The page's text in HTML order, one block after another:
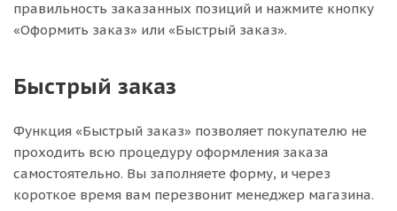
правильность заказанных позиций и нажмите кнопку
«Оформить заказ» или «Быстрый заказ».
Быстрый заказ
Функция «Быстрый заказ» позволяет покупателю не
проходить всю процедуру оформления заказа
самостоятельно. Вы заполняете форму, и через
короткое время вам перезвонит менеджер магазина.